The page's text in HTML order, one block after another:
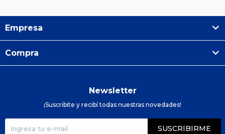
Empresa
Compra
Newsletter
¡Suscribite y recibí todas nuestras novedades!
SUSCRIBIRME